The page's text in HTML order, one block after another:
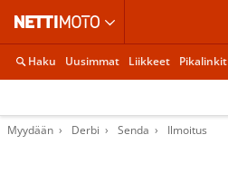
Haku Uusimmat Liikkeet Pikalinkit
Myydään Derbi Senda Ilmoitus